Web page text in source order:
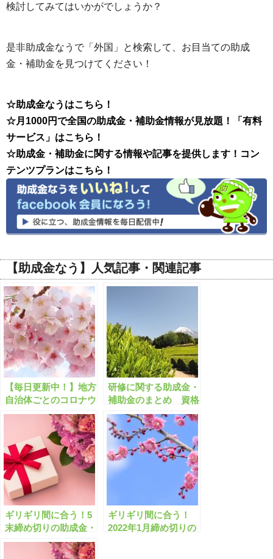
検討してみてはいかがでしょうか？
是非助成金なうで「外国」と検索して、お目当ての助成
金・補助金を見つけてください！
☆助成金なうはこちら！
☆月1000円で全国の助成金・補助金情報が見放題！「有料
サービス」はこちら！
☆助成金・補助金に関する情報や記事を提供します！コン
テンツプランはこちら！
【助成金なう】人気記事・関連記事
【毎日更新中！】地方
自治体ごとのコロナウ
イルスに関する助成金
速報!!【有料会員限
研修に関する助成金・
補助金のまとめ 資格
取得/インターン/eラ
ーニング/セミナー等
【有料会員限定】
ギリギリ間に合う！5
末締め切りの助成金・
補助金「全573件」は
こちら！【有料会員限
ギリギリ間に合う！
2022年1月締め切りの